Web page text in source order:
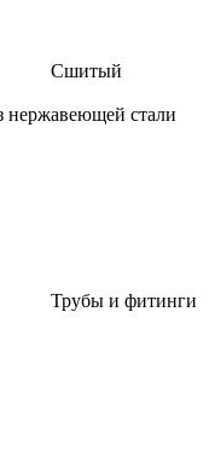
Сшитый
нержавеющей стали
Трубы и фитинги